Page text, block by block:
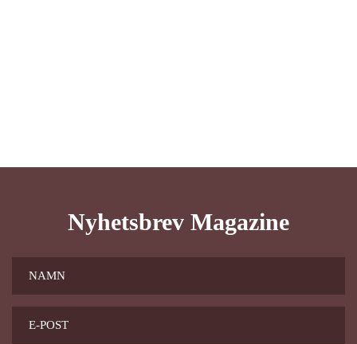
Nyhetsbrev Magazine